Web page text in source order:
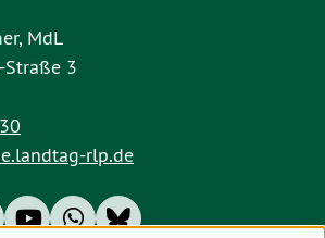
MdL
Straße 3
rlp.de